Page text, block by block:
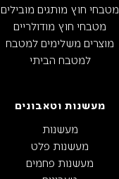
מטבחי חוץ מותגים מובילים
מטבחי חוץ מודולריים
מוצרים משלימים למטבח
למטבח הביתי
מעשנות וטאבונים
מעשנות
מעשנות פלט
מעשנות פחמים